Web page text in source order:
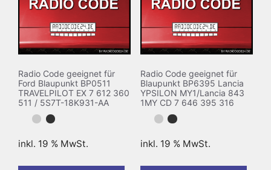
Radio Code geeignet für
Ford Blaupunkt BP0511
TRAVELPILOT EX 7 612 360
511 / 5S7T-18K931-AA
inkl. 19 % MwSt.
Radio Code geeignet für
Blaupunkt BP6395 Lancia
YPSILON MY1/Lancia 843
1MY CD 7 646 395 316
inkl. 19 % MwSt.